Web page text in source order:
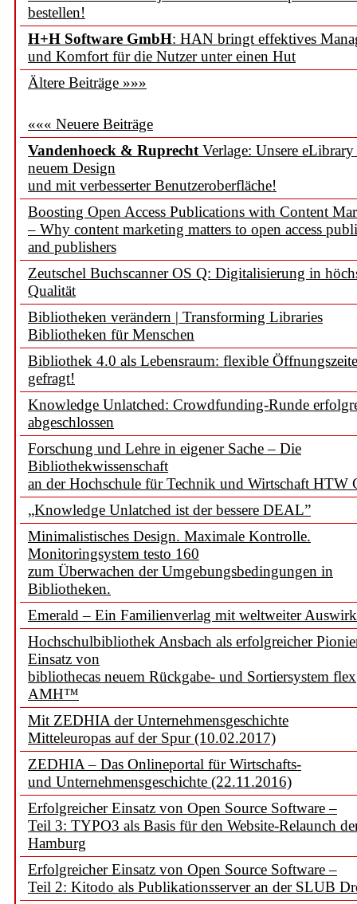
bestellen!
H+H Software GmbH: HAN bringt effektives
und Komfort für die Nutzer unter einen Hut
Ältere Beiträge »»»
««« Neuere Beiträge
Vandenhoeck & Ruprecht Verlage: Unsere
neuem Design
und mit verbesserter Benutzeroberfläche!
Boosting Open Access Publications with Content
– Why content marketing matters to open access
and publishers
Zeutschel Buchscanner OS Q: Digitalisierung in
Qualität
Bibliotheken verändern | Transforming Libraries
Bibliotheken für Menschen
Bibliothek 4.0 als Lebensraum: flexible
gefragt!
Knowledge Unlatched: Crowdfunding-Runde
abgeschlossen
Forschung und Lehre in eigener Sache – Die
Bibliothekwissenschaft
an der Hochschule für Technik und Wirtschaft HTW
„Knowledge Unlatched ist der bessere DEAL”
Minimalistisches Design. Maximale Kontrolle.
Monitoringsystem testo 160
zum Überwachen der Umgebungsbedingungen in
Bibliotheken.
Emerald – Ein Familienverlag mit weltweiter
Hochschulbibliothek Ansbach als erfolgreicher
Einsatz von
bibliothecas neuem Rückgabe- und Sortiersystem flex
AMH™
Mit ZEDHIA der Unternehmensgeschichte
Mitteleuropas auf der Spur (10.02.2017)
ZEDHIA – Das Onlineportal für Wirtschafts-
und Unternehmensgeschichte (22.11.2016)
Erfolgreicher Einsatz von Open Source Software –
Teil 3: TYPO3 als Basis für den Website-Relaunch
Hamburg
Erfolgreicher Einsatz von Open Source Software –
Teil 2: Kitodo als Publikationsserver an der SLUB